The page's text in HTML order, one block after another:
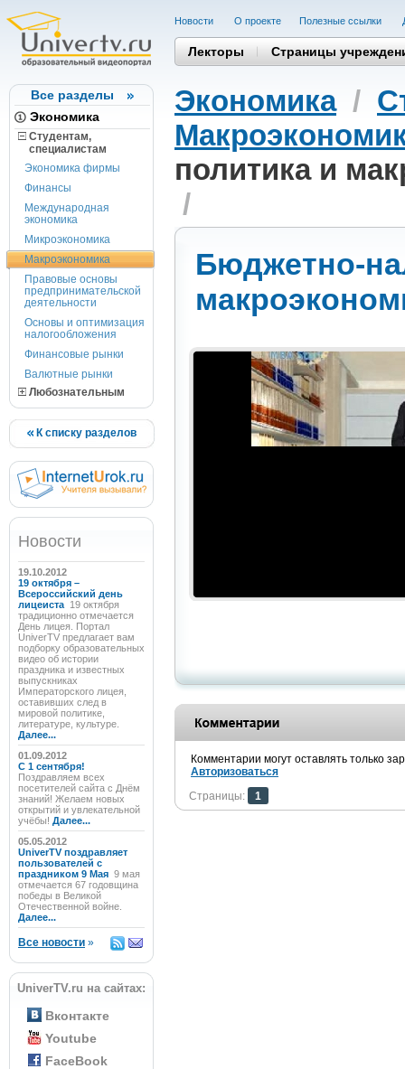
Все разделы
Экономика
Студентам,
cпециалистам
Экономика фирмы
Финансы
Международная
экономика
Микроэкономика
Макроэкономика
Правовые основы
предпринимательской
деятельности
Основы и оптимизация
налогообложения
Финансовые рынки
Валютные рынки
Любознательным
К списку разделов
Новости
19.10.2012
19 октября –
Всероссийский день
лицеиста 19 октября
традиционно отмечается
День лицея. Портал
UniverTV предлагает вам
подборку образовательных
видео об истории
праздника и известных
выпускниках
Императорского лицея,
оставивших след в
мировой политике,
литературе, культуре.
Далее...
01.09.2012
C 1 сентября!
Поздравляем всех
посетителей сайта с Днём
знаний! Желаем новых
открытий и увлекательной
учёбы! Далее...
05.05.2012
UniverTV поздравляет
пользователей с
праздником 9 Мая 9 мая
отмечается 67 годовщина
победы в Великой
Отечественной войне.
Далее...
Все новости »
UniverTV.ru на сайтах:
Вконтакте
Youtube
FaceBook
Новости О проекте Полезные cсылки
Лекторы Страницы
Экономика/
политика и
/
Бюджетно-
Комментарии могут оставлять только
Авторизоваться
Страницы:
1